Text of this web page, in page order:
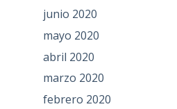
junio 2020
mayo 2020
abril 2020
marzo 2020
febrero 2020